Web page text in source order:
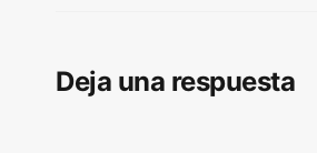
a
Deja una respuesta